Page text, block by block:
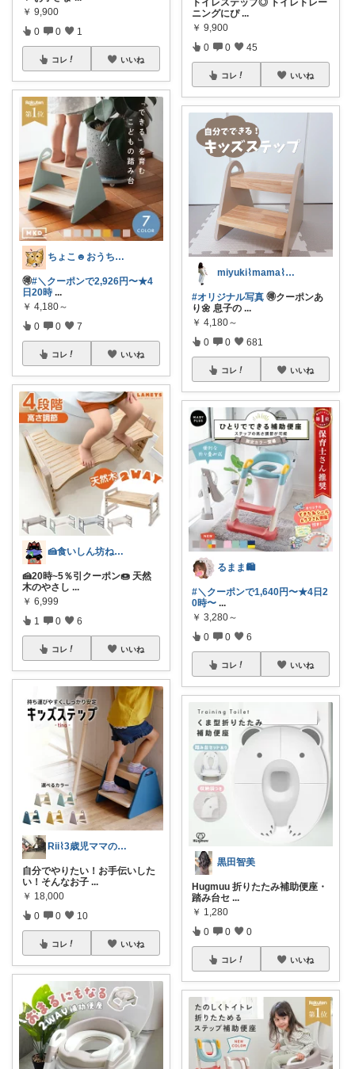
￥ 9,900
0 0 1
コレ いいね
ちょこ☻おうち時間充実🏠アイテム
🉐#＼クーポンで2,926円〜★4
日20時 ...
￥ 4,180～
0 0 7
コレ いいね
🍰食いしん坊ねっこ🍩毎日タロット占い
🍰20時~5％引クーポン🍩 天然
木のやさし ...
￥ 6,999
1 0 6
コレ いいね
Rii⌇3歳児ママの子育てroom🧸
自分でやりたい！お手伝いした
い！そんなお子 ...
￥ 18,000
0 0 10
コレ いいね
ニングにぴ ...
￥ 9,900
0 0 45
コレ いいね
miyuki⌇mama⌇注文住宅計画中
#オリジナル写真 🉐クーポンあ
り🌼 息子の ...
￥ 4,180～
0 0 681
コレ いいね
るまま🛍️
#＼クーポンで1,640円〜★4日2
0時〜 ...
￥ 3,280～
0 0 6
コレ いいね
黒田智美
Hugmuu 折りたたみ補助便座・
踏み台セ ...
￥ 1,280
0 0 0
コレ いいね